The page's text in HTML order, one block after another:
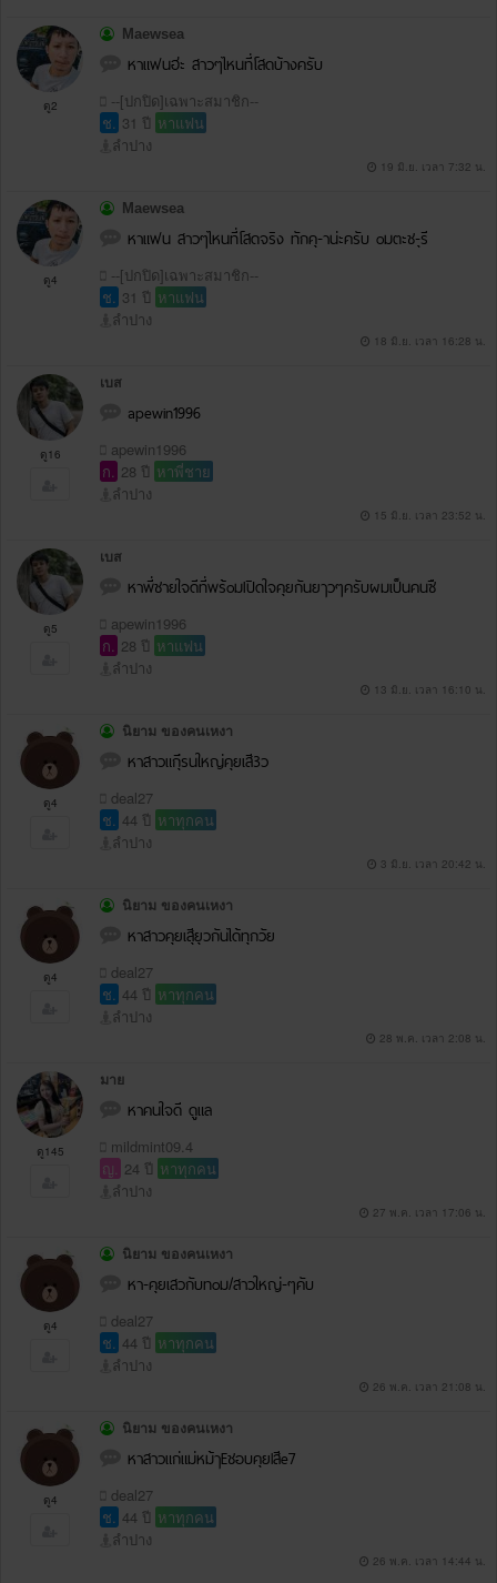
ดู2
Maewsea
หาแฟนฮ่ะ สาวๆไหนที่โสดบ้างครับ
--[ปกปิด]เฉพาะสมาชิก--
ช. 31 ปี หาแฟน
ลำปาง
19 มิ.ย. เวลา 7:32 น.
ดู4
Maewsea
หาแฟน สาวๆไหนที่โสดจริง ทักคุ-าน่ะครับ oมตะช-ุรี
--[ปกปิด]เฉพาะสมาชิก--
ช. 31 ปี หาแฟน
ลำปาง
18 มิ.ย. เวลา 16:28 น.
ดู16
เบส
apewin1996
apewin1996
ก. 28 ปี หาพี่ชาย
ลำปาง
15 มิ.ย. เวลา 23:52 น.
ดู5
เบส
หาพี่ชายใจดีที่พร้oมIปิดใจคุยกันยๅวๆครับผมเป็นคนซื
apewin1996
ก. 28 ปี หาแฟน
ลำปาง
13 มิ.ย. เวลา 16:10 น.
ดู4
นิยาม ของคนเหงา
หาสาวแก่ีุรนใหญ่คุยเสี3ว
deal27
ช. 44 ปี หาทุกคน
ลำปาง
3 มิ.ย. เวลา 20:42 น.
ดู4
นิยาม ของคนเหงา
หาสาวคุยเสุียุวกันได้ทุกวัย
deal27
ช. 44 ปี หาทุกคน
ลำปาง
28 พ.ค. เวลา 2:08 น.
ดู145
มาย
หาคนใจดี ดูแล
mildmint09.4
ญ. 24 ปี หาทุกคน
ลำปาง
27 พ.ค. เวลา 17:06 น.
ดู4
นิยาม ของคนเหงา
หา-คุยเสวกับทoม/สาวใหญ่-ๆคับ
deal27
ช. 44 ปี หาทุกคน
ลำปาง
26 พ.ค. เวลา 21:08 น.
ดู4
นิยาม ของคนเหงา
หาสาวแก่แม่หม้ๅEชอบคุยlสีe7
deal27
ช. 44 ปี หาทุกคน
ลำปาง
26 พ.ค. เวลา 14:44 น.